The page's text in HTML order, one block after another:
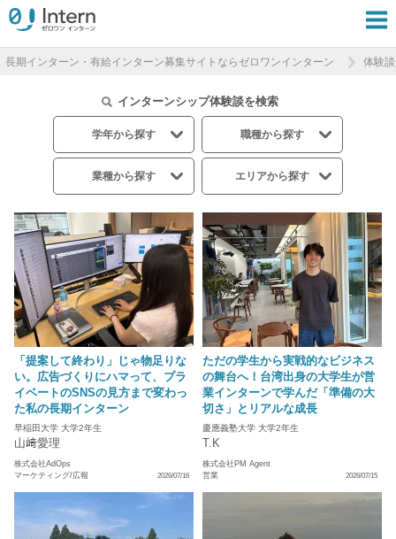
長期インターン・有給インターン募集サイトならゼロワンインターン 体験
インターンシップ体験談を検索
学年から探す 職種から探す
業種から探す エリアから探す
「提案して終わり」じゃ物足りな
い。広告づくりにハマって、プラ
イベートのSNSの見方まで変わっ
た私の長期インターン
早稲田大学 大学2年生
山﨑愛理
株式会社AdOps
マーケティング/広報
2026/07/16
ただの学生から実戦的なビジネス
の舞台へ！台湾出身の大学生が営
業インターンで学んだ「準備の大
切さ」とリアルな成長
慶應義塾大学 大学2年生
T.K
株式会社PM Agent
営業
2026/07/15